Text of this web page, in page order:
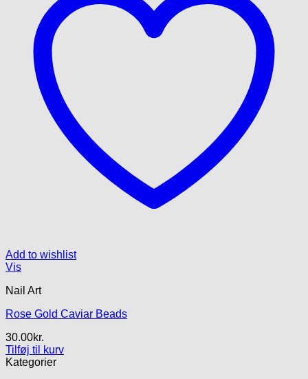
Add to wishlist
Vis
Nail Art
Rose Gold Caviar Beads
30.00kr.
Tilføj til kurv
Kategorier